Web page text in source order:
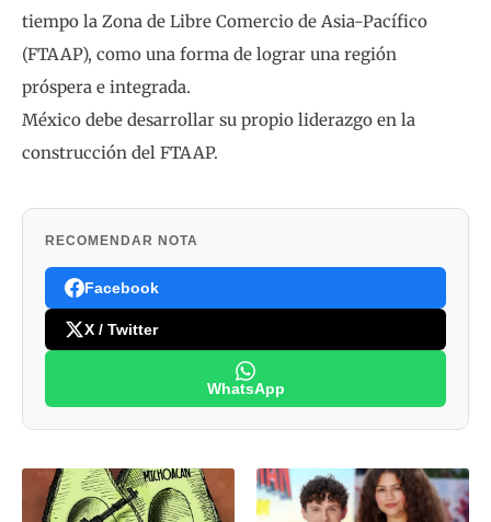
tiempo la Zona de Libre Comercio de Asia-Pacífico
(FTAAP), como una forma de lograr una región
próspera e integrada.
México debe desarrollar su propio liderazgo en la
construcción del FTAAP.
RECOMENDAR NOTA
Facebook
X / Twitter
WhatsApp